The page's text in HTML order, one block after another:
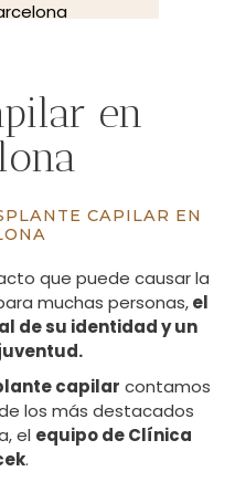
en
CAPILAR EN
que puede causar la
muchas personas,el
de su identidad y un
capilar contamos
los más destacados
el equipo de Clínica
.